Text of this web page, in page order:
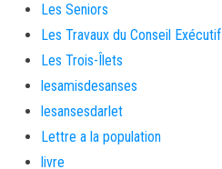
Les Seniors
Les Travaux du Conseil Exécutif
Les Trois-Îlets
lesamisdesanses
lesansesdarlet
Lettre a la population
livre